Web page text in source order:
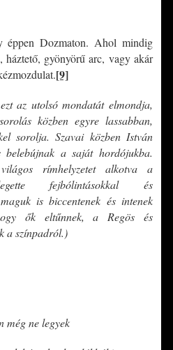
éppen Dozmaton. Ahol mindig
háztető, gyönyörű arc, vagy akár
[9]
az utolsó mondatát elmondja,
közben egyre lassabban,
sorolja. Szavai közben István
a saját hordójukba.
rímhelyzetet alkotva a
fejbólintásokkal és
is biccentenek és intenek
ők eltűnnek, a Regös és
a színpadról.)
még ne legyek